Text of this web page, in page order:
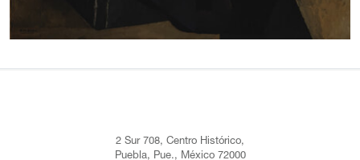
2 Sur 708, Centro Histórico,
Puebla, Pue., México 72000